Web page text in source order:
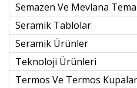
Semazen Ve Mevlana
Seramik Tablolar
Seramik Ürünler
Teknoloji Ürünleri
Termos Ve Termos Kupalar